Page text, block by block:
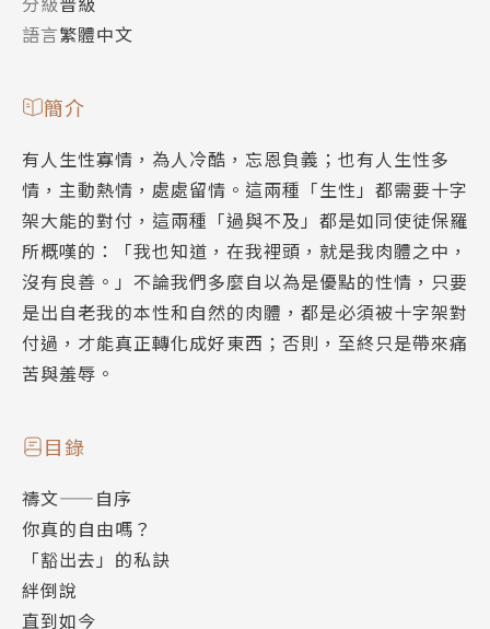
語言繁體中文
簡介
有人生性寡情，為人冷酷，忘恩負義；也有人生性多
情，主動熱情，處處留情。這兩種「生性」都需要十字
架大能的對付，這兩種「過與不及」都是如同使徒保羅
所概嘆的：「我也知道，在我裡頭，就是我肉體之中，
沒有良善。」不論我們多麼自以為是優點的性情，只要
是出自老我的本性和自然的肉體，都是必須被十字架對
付過，才能真正轉化成好東西；否則，至終只是帶來痛
苦與羞辱。
目錄
禱文——自序
你真的自由嗎？
「豁出去」的私訣
絆倒說
直到如今